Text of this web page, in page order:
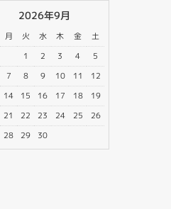
2026年9月
月 火 水 木 金
土
1
2 3 4
5
7 8 9 10 11
12
14 15 16 17 18
19
21 22 23 24 25
26
28 29 30